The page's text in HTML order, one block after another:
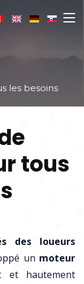
les besoins
tous
des loueurs
un moteur
et hautement